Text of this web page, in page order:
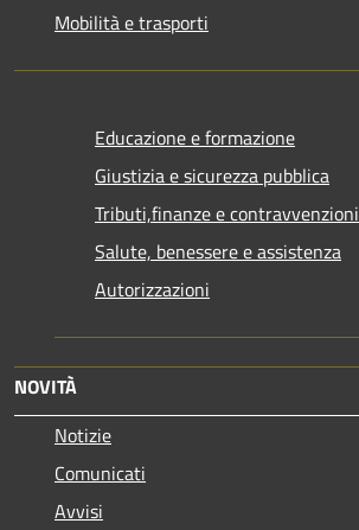
Mobilità e trasporti
Educazione e formazione
Giustizia e sicurezza pubblica
Tributi,finanze e contravvenzioni
Salute, benessere e assistenza
Autorizzazioni
NOVITÀ
Notizie
Comunicati
Avvisi